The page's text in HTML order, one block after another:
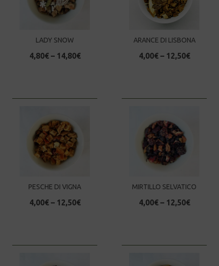
LADY SNOW
4,80€– 14,80€
ARANCE DI LISBONA
4,00€– 12,50€
PESCHE DI VIGNA
4,00€– 12,50€
MIRTILLO SELVATICO
4,00€– 12,50€